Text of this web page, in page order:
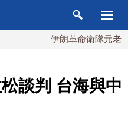
伊朗革命衛隊元老掌最
談判 台海與中